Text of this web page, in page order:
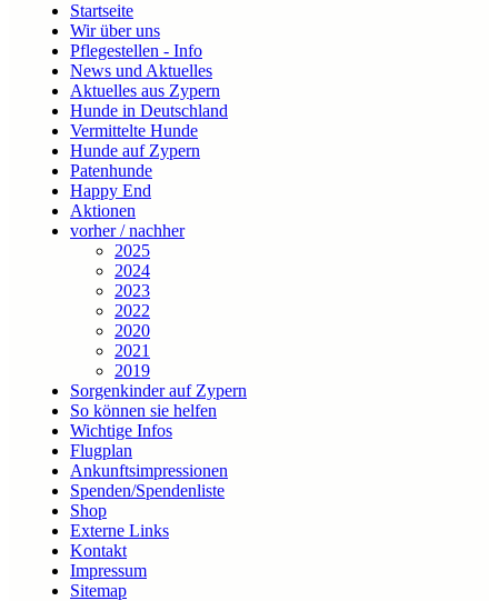
Startseite
Wir über uns
Pflegestellen - Info
News und Aktuelles
Aktuelles aus Zypern
Hunde in Deutschland
Vermittelte Hunde
Hunde auf Zypern
Patenhunde
Happy End
Aktionen
vorher / nachher
2025
2024
2023
2022
2020
2021
2019
Sorgenkinder auf Zypern
So können sie helfen
Wichtige Infos
Flugplan
Ankunftsimpressionen
Spenden/Spendenliste
Shop
Externe Links
Kontakt
Impressum
Sitemap